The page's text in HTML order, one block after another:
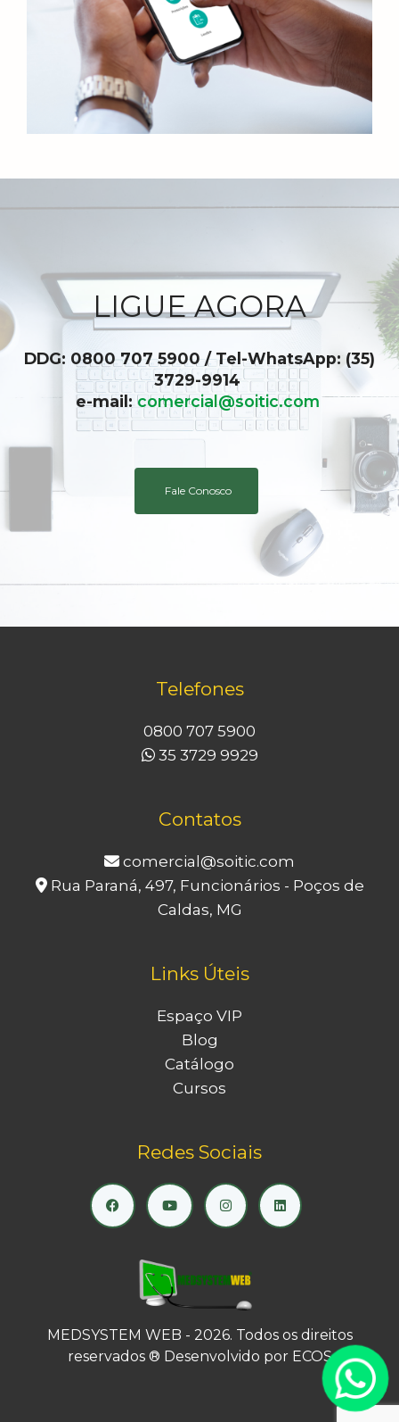
LIGUE AGORA
DDG: 0800 707 5900 / Tel-WhatsApp: (35)
3729-9914
e-mail: comercial@soitic.com
Fale Conosco
Telefones
0800 707 5900
35 3729 9929
Contatos
comercial@soitic.com
Rua Paraná, 497, Funcionários - Poços de
Caldas, MG
Links Úteis
Espaço VIP
Blog
Catálogo
Cursos
Redes Sociais
MEDSYSTEM WEB - 2026. Todos os direitos
reservados ® Desenvolvido por ECOS